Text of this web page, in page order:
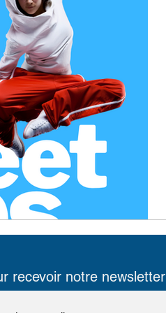
recevoir notre newsletter